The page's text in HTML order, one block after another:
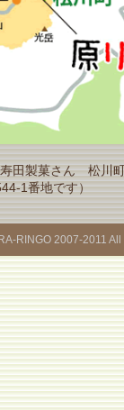
寿田製菓さん 松川
1番地です）
RINGO 2007-2011 All